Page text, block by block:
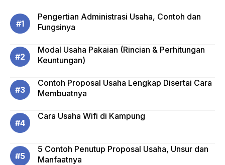
Pengertian Administrasi Usaha, Contoh dan
Fungsinya
Modal Usaha Pakaian (Rincian & Perhitungan
Keuntungan)
Contoh Proposal Usaha Lengkap Disertai Cara
Membuatnya
Cara Usaha Wifi di Kampung
5 Contoh Penutup Proposal Usaha, Unsur dan
Manfaatnya